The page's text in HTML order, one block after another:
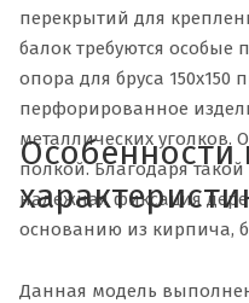
перекрытий для
балок требуются особые
опора для бруса 150х150
перфорированное
металлических
полкой. Благодаря
надежная фиксация
основанию из кирпича,
Особенности
Данная модель